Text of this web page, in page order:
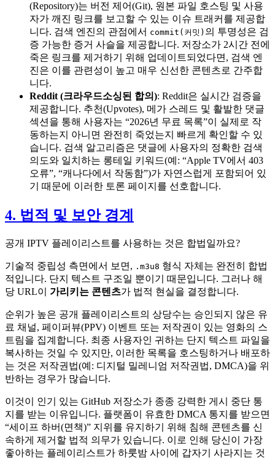
(Repository)는 버전 제어(Git), 원본 파일 호스팅 및 사용
자가 깨진 링크를 보고할 수 있는 이슈 트래커를 제공합
니다. 검색 엔진의 관점에서 commit(커밋) 의 투명성은 검
증 가능한 증거 사슬을 제공합니다. 저장소가 2시간 전에
죽은 링크를 제거하기 위해 업데이트되었다면, 검색 엔
진은 이를 관련성이 높고 매우 신선한 콘텐츠로 간주합
니다.
Reddit (크라우드소싱된 합의): Reddit은 실시간 검증을
제공합니다. 추천(Upvotes), 메가 스레드 및 활발한 댓글
섹션을 통해 사용자는 “2026년 무료 목록”이 실제로 작
동하는지 아니면 완전히 죽었는지 빠르게 확인할 수 있
습니다. 검색 알고리즘은 댓글에 사용자의 정확한 검색
의도와 일치하는 롱테일 키워드(예: “Apple TV에서 403
오류”, “캐나다에서 작동함”)가 자연스럽게 포함되어 있
기 때문에 이러한 토론 페이지를 선호합니다.
4. 법적 및 보안 경계
공개 IPTV 플레이리스트를 사용하는 것은 합법일까요?
기술적 중립성 측면에서 보면, .m3u8 형식 자체는 완전히 합법
적입니다. 단지 텍스트 구조일 뿐이기 때문입니다. 그러나 해
당 URL이 가리키는 콘텐츠가 법적 현실을 결정합니다.
순위가 높은 공개 플레이리스트의 상당수는 승인되지 않은 유
료 채널, 페이퍼뷰(PPV) 이벤트 또는 저작권이 있는 영화의 스
트림을 집계합니다. 최종 사용자인 귀하는 단지 텍스트 파일을
복사하는 것일 수 있지만, 이러한 목록을 호스팅하거나 배포하
는 것은 저작권법(예: 디지털 밀레니엄 저작권법, DMCA)을 위
반하는 경우가 많습니다.
이것이 인기 있는 GitHub 저장소가 종종 강력한 게시 중단 통
지를 받는 이유입니다. 플랫폼이 유효한 DMCA 통지를 받으면
“세이프 하버(면책)” 지위를 유지하기 위해 침해 콘텐츠를 신
속하게 제거할 법적 의무가 있습니다. 이로 인해 당신이 가장
좋아하는 플레이리스트가 하룻밤 사이에 갑자기 사라지는 것